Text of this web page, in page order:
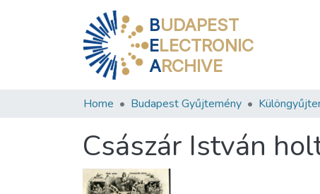
BUDAPEST
ELECTRONIC
ARCHIVE
Home Budapest Gyűjtemény
Császár István